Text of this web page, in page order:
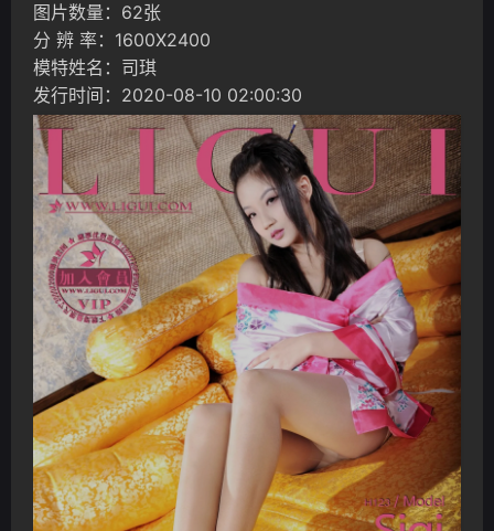
图片数量：62张
分 辨 率：1600X2400
模特姓名：司琪
发行时间：2020-08-10 02:00:30